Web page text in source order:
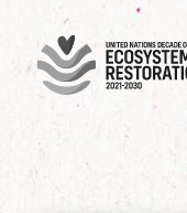
UN Decade